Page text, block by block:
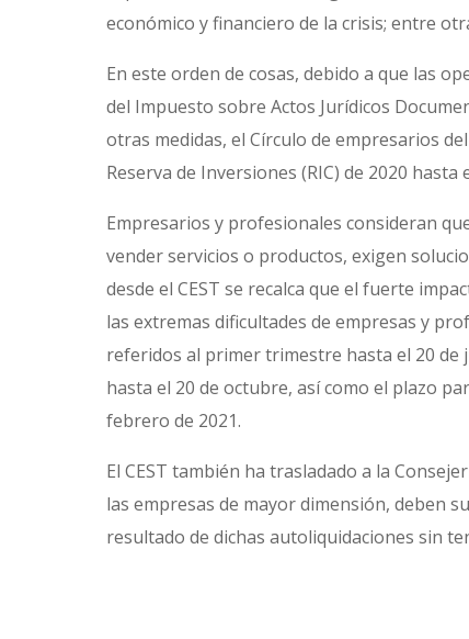
económico y financiero de la crisis; entre
En este orden de cosas, debido a que las
del Impuesto sobre Actos Jurídicos
otras medidas, el Círculo de empresarios
Reserva de Inversiones (RIC) de 2020
Empresarios y profesionales consideran
vender servicios o productos, exigen
desde el CEST se recalca que el fuerte
las extremas dificultades de empresas y
referidos al primer trimestre hasta el 20 de
hasta el 20 de octubre, así como el plazo
febrero de 2021.
El CEST también ha trasladado a la
las empresas de mayor dimensión, deben
resultado de dichas autoliquidaciones sin